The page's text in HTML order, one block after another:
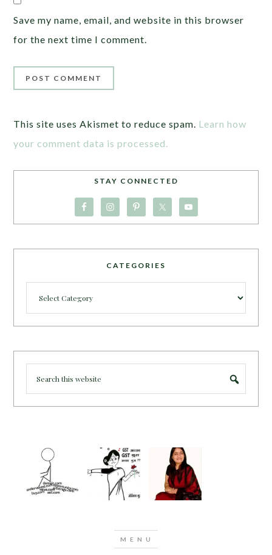
Save my name, email, and website in this browser
for the next time I comment.
This site uses Akismet to reduce spam. Learn how
your comment data is processed.
STAY CONNECTED
CATEGORIES